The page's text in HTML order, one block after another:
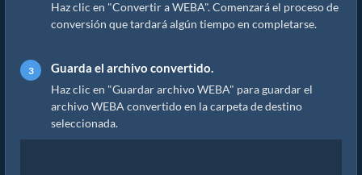
Haz clic en "Convertir a WEBA". Comenzará el proceso de
conversión que tardará algún tiempo en completarse.
Guarda el archivo convertido.
Haz clic en "Guardar archivo WEBA" para guardar el
archivo WEBA convertido en la carpeta de destino
seleccionada.